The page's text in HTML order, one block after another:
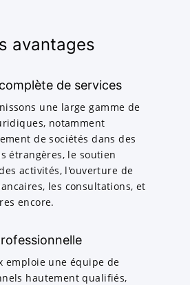
avantages
de services
une large gamme de
notamment
de sociétés dans des
étrangères, le soutien
activités, l'ouverture de
les consultations, et
encore.
emploie une équipe de
hautement qualifiés,